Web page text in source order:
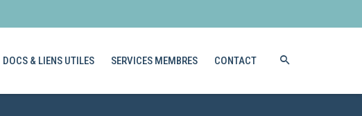
DOCS & LIENS UTILES SERVICES MEMBRES CONTACT